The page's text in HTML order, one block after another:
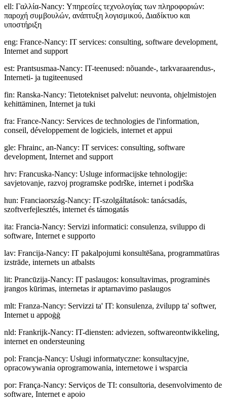
ell: Γαλλία-Nancy: Υπηρεσίες τεχνολογίας των πληροφοριών:
παροχή συμβουλών, ανάπτυξη λογισμικού, Διαδίκτυο και
υποστήριξη
eng: France-Nancy: IT services: consulting, software development,
Internet and support
est: Prantsusmaa-Nancy: IT-teenused: nõuande-, tarkvaraarendus-,
Interneti- ja tugiteenused
fin: Ranska-Nancy: Tietotekniset palvelut: neuvonta, ohjelmistojen
kehittäminen, Internet ja tuki
fra: France-Nancy: Services de technologies de l'information,
conseil, développement de logiciels, internet et appui
gle: Fhrainc, an-Nancy: IT services: consulting, software
development, Internet and support
hrv: Francuska-Nancy: Usluge informacijske tehnologije:
savjetovanje, razvoj programske podrške, internet i podrška
hun: Franciaország-Nancy: IT-szolgáltatások: tanácsadás,
szoftverfejlesztés, internet és támogatás
ita: Francia-Nancy: Servizi informatici: consulenza, sviluppo di
software, Internet e supporto
lav: Francija-Nancy: IT pakalpojumi konsultēšana, programmatūras
izstrāde, internets un atbalsts
lit: Prancūzija-Nancy: IT paslaugos: konsultavimas, programinės
įrangos kūrimas, internetas ir aptarnavimo paslaugos
mlt: Franza-Nancy: Servizzi ta' IT: konsulenza, żvilupp ta' softwer,
Internet u appoġġ
nld: Frankrijk-Nancy: IT-diensten: adviezen, softwareontwikkeling,
internet en ondersteuning
pol: Francja-Nancy: Usługi informatyczne: konsultacyjne,
opracowywania oprogramowania, internetowe i wsparcia
por: França-Nancy: Serviços de TI: consultoria, desenvolvimento de
software, Internet e apoio